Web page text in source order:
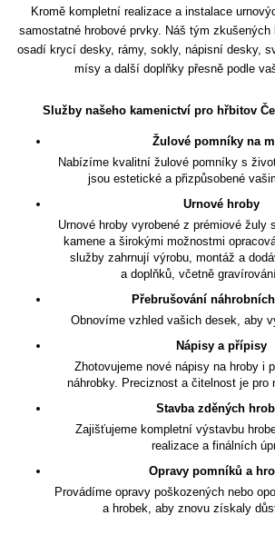
Kromě kompletní realizace a instalace
samostatné hrobové prvky. Náš tým
osadí krycí desky, rámy, sokly, nápisní desky,
mísy a další doplňky přesně podle
Služby našeho kamenictví pro hřbitov
Žulové pomníky na
Nabízíme kvalitní žulové pomníky s
jsou estetické a přizpůsobené
Urnové hroby
Urnové hroby vyrobené z prémiové žuly
kamene a širokými možnostmi
služby zahrnují výrobu, montáž a
a doplňků, včetně
Přebrušování
Obnovíme vzhled vašich desek, aby
Nápisy a přípisy
Zhotovujeme nové nápisy na hroby i
náhrobky. Preciznost a čitelnost je pro
Stavba zděných
Zajišťujeme kompletní výstavbu
realizace a finálních
Opravy pomníků a
Provádíme opravy poškozených nebo
a hrobek, aby znovu získaly